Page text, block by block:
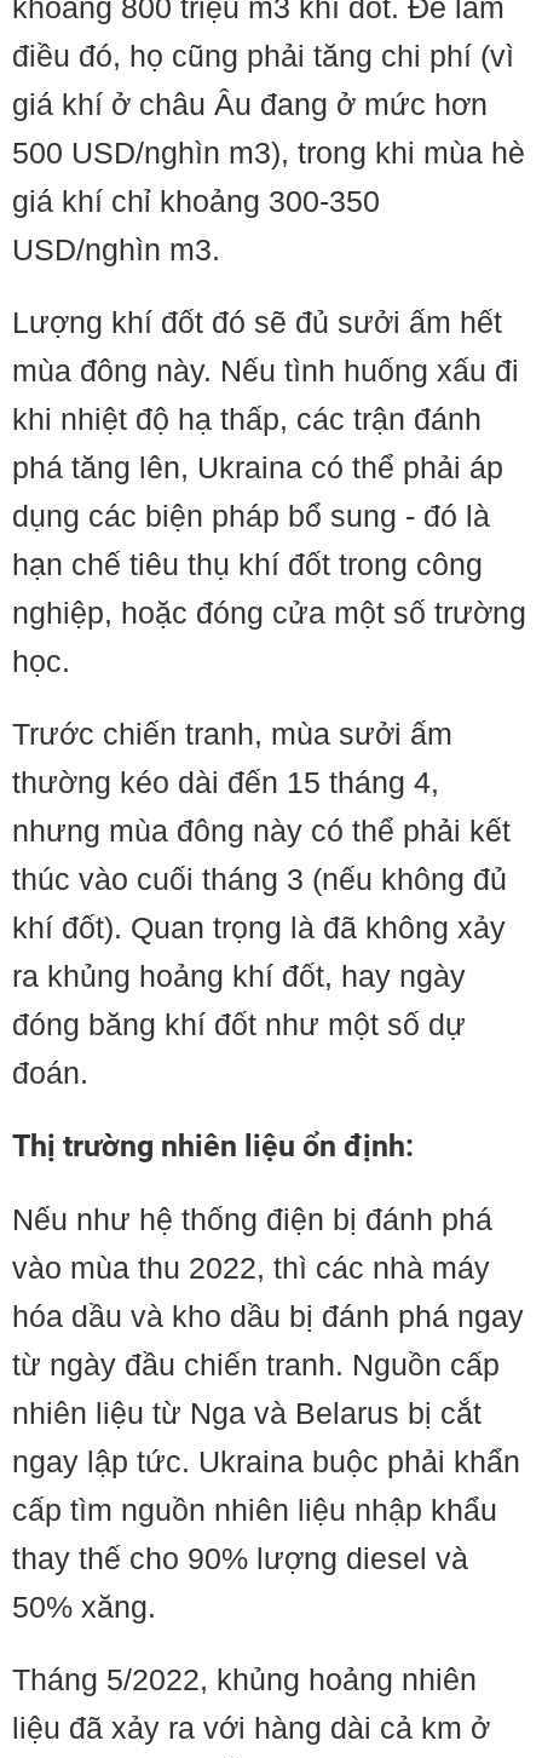
khoảng 800 triệu m3 khí đốt. Để làm
điều đó, họ cũng phải tăng chi phí (vì
giá khí ở châu Âu đang ở mức hơn
500 USD/nghìn m3), trong khi mùa hè
giá khí chỉ khoảng 300-350
USD/nghìn m3.
Lượng khí đốt đó sẽ đủ sưởi ấm hết
mùa đông này. Nếu tình huống xấu đi
khi nhiệt độ hạ thấp, các trận đánh
phá tăng lên, Ukraina có thể phải áp
dụng các biện pháp bổ sung - đó là
hạn chế tiêu thụ khí đốt trong công
nghiệp, hoặc đóng cửa một số trường
học.
Trước chiến tranh, mùa sưởi ấm
thường kéo dài đến 15 tháng 4,
nhưng mùa đông này có thể phải kết
thúc vào cuối tháng 3 (nếu không đủ
khí đốt). Quan trọng là đã không xảy
ra khủng hoảng khí đốt, hay ngày
đóng băng khí đốt như một số dự
đoán.
Thị trường nhiên liệu ổn định:
Nếu như hệ thống điện bị đánh phá
vào mùa thu 2022, thì các nhà máy
hóa dầu và kho dầu bị đánh phá ngay
từ ngày đầu chiến tranh. Nguồn cấp
nhiên liệu từ Nga và Belarus bị cắt
ngay lập tức. Ukraina buộc phải khẩn
cấp tìm nguồn nhiên liệu nhập khẩu
thay thế cho 90% lượng diesel và
50% xăng.
Tháng 5/2022, khủng hoảng nhiên
liệu đã xảy ra với hàng dài cả km ở